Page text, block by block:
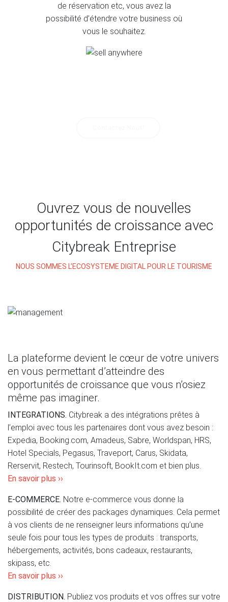
de réservation etc, vous avez la
possibilité d’étendre votre business où
vous le souhaitez.
Ouvrez vous de nouvelles
opportunités de croissance avec
Citybreak Entreprise
NOUS SOMMES L’ECOSYSTEME DIGITAL POUR LE TOURISME
La plateforme devient le cœur de votre univers
en vous permettant d’atteindre des
opportunités de croissance que vous n’osiez
même pas imaginer.
INTEGRATIONS. Citybreak a des intégrations prêtes à
l’emploi avec tous les partenaires dont vous avez besoin :
Expedia, Booking.com, Amadeus, Sabre, Worldspan, HRS,
Hotel Specials, Pegasus, Traveport, Carus, Skidata,
Rerservit, Restech, Tourinsoft, BookIt.com et bien plus.
En savoir plus ››
E-COMMERCE. Notre e-commerce vous donne la
possibilité de créer des packages dynamiques. Cela permet
à vos clients de ne renseigner leurs informations qu’une
seule fois pour tous les types de produits : transports,
hébergements, activités, bons cadeaux, restaurants,
skipass, etc.
En savoir plus ››
DISTRIBUTION. Publiez vos produits et vos offres sur votre